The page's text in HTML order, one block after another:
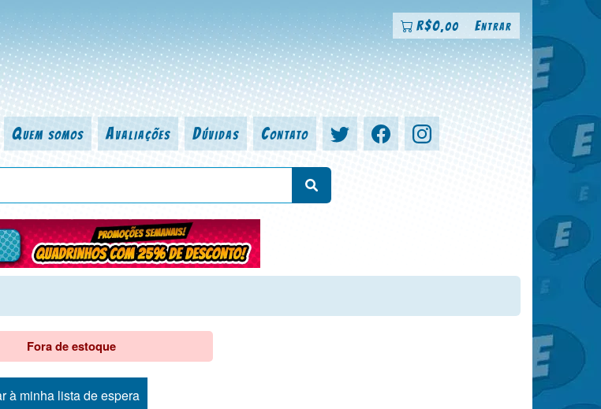
R$0,00 Entrar
Quem somos Avaliações Dúvidas Contato
série, escritor, desenhista, arte-finalista, colorista
Fora de estoque
à minha lista de espera